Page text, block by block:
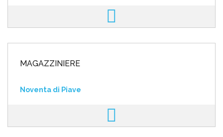
MAGAZZINIERE
Noventa di Piave